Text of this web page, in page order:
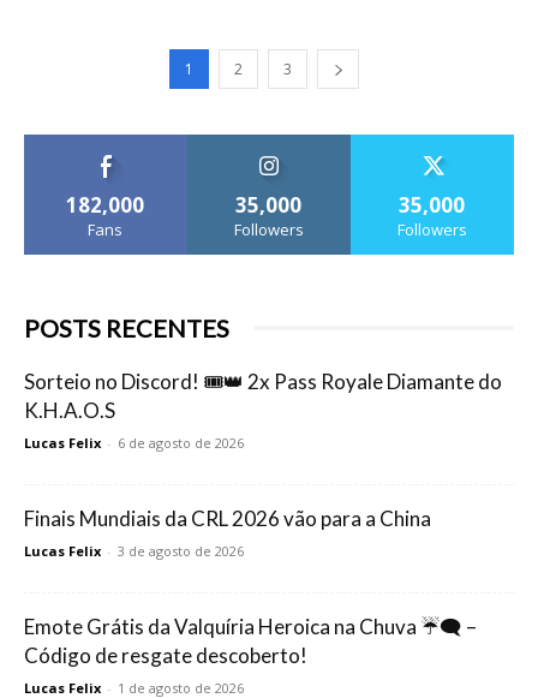
1 2 3
182,000
Fans
35,000
Followers
35,000
Followers
POSTS RECENTES
Sorteio no Discord! 🎟️👑 2x Pass Royale Diamante do
K.H.A.O.S
Lucas Felix - 6 de agosto de 2026
Finais Mundiais da CRL 2026 vão para a China
Lucas Felix - 3 de agosto de 2026
Emote Grátis da Valquíria Heroica na Chuva ☔🗨️ –
Código de resgate descoberto!
Lucas Felix - 1 de agosto de 2026